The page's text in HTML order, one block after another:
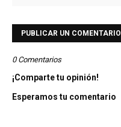
PUBLICAR UN COMENTARIO
0 Comentarios
¡Comparte tu opinión!
Esperamos tu comentario